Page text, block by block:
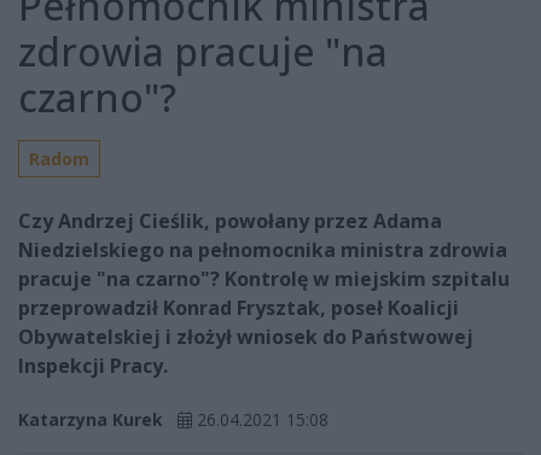
zdrowia pracuje "na
czarno"?
Radom
Czy Andrzej Cieślik, powołany przez Adama
Niedzielskiego na pełnomocnika ministra zdrowia
pracuje "na czarno"? Kontrolę w miejskim szpitalu
przeprowadził Konrad Frysztak, poseł Koalicji
Obywatelskiej i złożył wniosek do Państwowej
Inspekcji Pracy.
Katarzyna Kurek 26.04.2021 15:08